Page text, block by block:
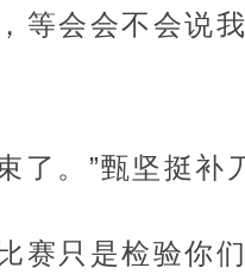
等会会不会说
了。”甄坚挺补
赛只是检验你